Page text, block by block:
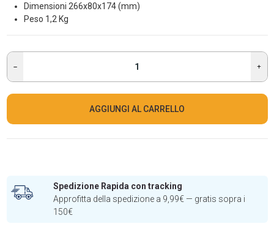
Dimensioni 266x80x174 (mm)
Peso 1,2 Kg
AGGIUNGI AL CARRELLO
Spedizione Rapida con tracking
Approfitta della spedizione a 9,99€ — gratis sopra i
150€